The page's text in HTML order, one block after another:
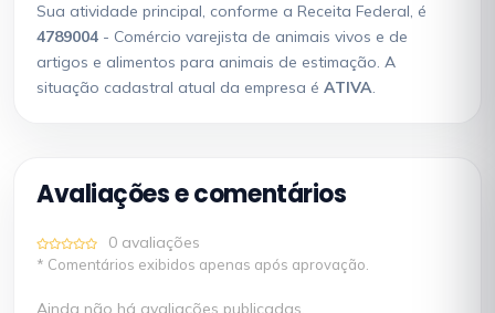
Sua atividade principal, conforme a Receita Federal, é
4789004 - Comércio varejista de animais vivos e de
artigos e alimentos para animais de estimação. A
situação cadastral atual da empresa é ATIVA.
Avaliações e comentários
0 avaliações
* Comentários exibidos apenas após aprovação.
Ainda não há avaliações publicadas.